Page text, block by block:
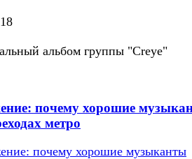
альбом группы "Creye"
почему хорошие
метро